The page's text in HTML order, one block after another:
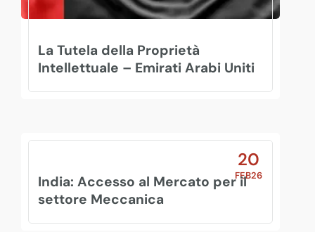
La Tutela della Proprietà
Intellettuale – Emirati Arabi Uniti
20
FEB26
India: Accesso al Mercato per il
settore Meccanica